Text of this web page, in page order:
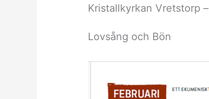
Kristallkyrkan Vretstorp –
Lovsång och Bön